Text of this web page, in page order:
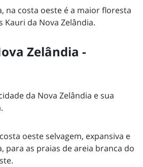
na costa oeste é a maior floresta
Kauri da Nova Zelândia.
Zelândia -
da Nova Zelândia e sua
oeste selvagem, expansiva e
para as praias de areia branca do